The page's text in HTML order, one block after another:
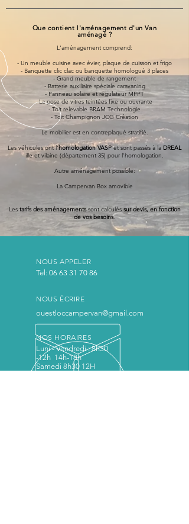
Que contient l'aménagement d'un Van
aménagé ?
L'aménagement comprend:
- Un meuble cuisine avec évier, plaque de cuisson et frigo
- Banquette clic clac ou banquette homologué 3 places
- Grand meuble de rangement
- Batterie auxiliaire spéciale caravaning
- Panneau solaire et régulateur MPPT
-La pose de vitres teintées fixe ou ouvrante
- Toit relevable BRAM Technologie
- Toit Champignon JCG Création
Le mobilier est en contreplaqué stratifié.
Les véhicules ont l'homologation VASPet sont passés à la DREAL
ille et vilaine (département 35) pour l'homologation.
Autre aménagement possible:
La Campervan Box amovible
Les tarifs des aménagementssont calculés sur devis, en fonction
de vos besoins.
NOUS APPELER
Tel: 06 63 31 70 86
NOUS ÉCRIRE
ouestloccampervan@gmail.com
NOS HORAIRES
Luni - Vendredi : 8h30
-12h 14h-18h
Samedi 8h30 12H